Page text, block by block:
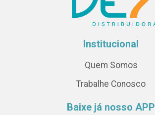
Institucional
Quem Somos
Trabalhe Conosco
Baixe já nosso APP